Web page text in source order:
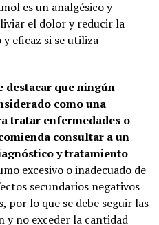
es un analgésico y
el dolor y reducir la
eficaz si se utiliza
destacar que ningún
como una
tratar enfermedades o
consultar a un
y tratamiento
excesivo o inadecuado de
secundarios negativos
por lo que se debe seguir las
y no exceder la cantidad